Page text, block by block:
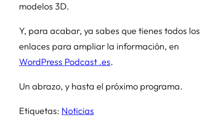
modelos 3D.
Y, para acabar, ya sabes que tienes todos los
enlaces para ampliar la información, en
WordPress Podcast .es.
Un abrazo, y hasta el próximo programa.
Etiquetas: Noticias